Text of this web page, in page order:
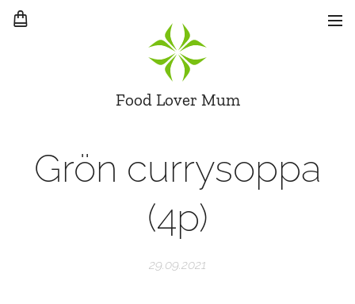
Food Lover Mum
Grön currysoppa
(4p)
29.09.2021